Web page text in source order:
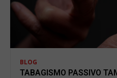
BLOG
TABAGISMO PASSIVO